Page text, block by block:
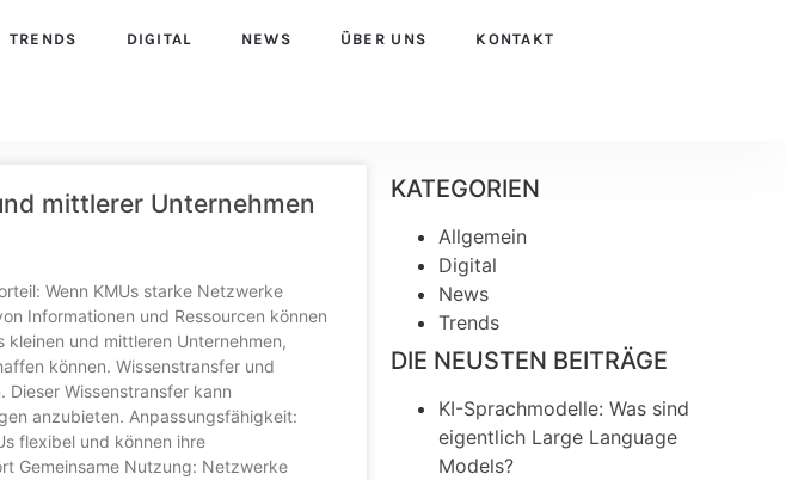
TRENDS DIGITAL NEWS ÜBER UNS KONTAKT
mittlerer Unternehmen
Wenn KMUs starke Netzwerke
Informationen und Ressourcen können
und mittleren Unternehmen,
können. Wissenstransfer und
Wissenstransfer kann
anzubieten. Anpassungsfähigkeit:
flexibel und können ihre
Gemeinsame Nutzung: Netzwerke
KATEGORIEN
Allgemein
Digital
News
Trends
DIE NEUSTEN BEITRÄGE
KI-Sprachmodelle: Was sind
eigentlich Large Language
Models?